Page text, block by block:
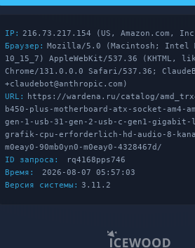
IP: 216.73.217.154 (US, Amazon.com,
Браузер: Mozilla/5.0 (Macintosh; Intel
10_15_7) AppleWebKit/537.36 (KHTML,
Chrome/131.0.0.0 Safari/537.36;
+claudebot@anthropic.com)
URL:
https://wardena.ru/catalog/
b450-plus-motherboard-atx-socket-am4-
gen-1-usb-31-gen-2-usb-c-gen1-gigabit-
grafik-cpu-erforderlich-hd-audio-8-
m0eay0-90mb0yn0-m0eay0-4328467d/
ID запроса:
rq4168pps746
Время:
2026-08-07 05:57:03
Версия системы: 3.11.2